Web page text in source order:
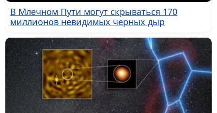
В Млечном Пути могут скрываться 170
миллионов невидимых черных дыр